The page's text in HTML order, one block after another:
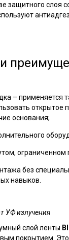
защитного слоя
– применяется
открытое
основания;
ограниченном
без
навыков.
УФ излучения
слой ленты
покрытием.